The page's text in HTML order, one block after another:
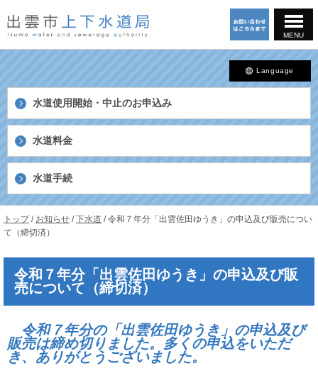
Language
水道使用開始・中止のお申込み
水道料金
水道手続
根
県
下
局
MENU
現
在
位
置：
トップ/ お知らせ /下水道 /令和７年分「出雲佐田ゆうき」の申込及び販売につい
て（締切済）
令和７年分「出雲佐田ゆうき」の申込及び販
売について（締切済）
令和７年分の「出雲佐田ゆうき」の申込及び
販売は締め切りました。多くの申込をいただ
き、ありがとうございました。